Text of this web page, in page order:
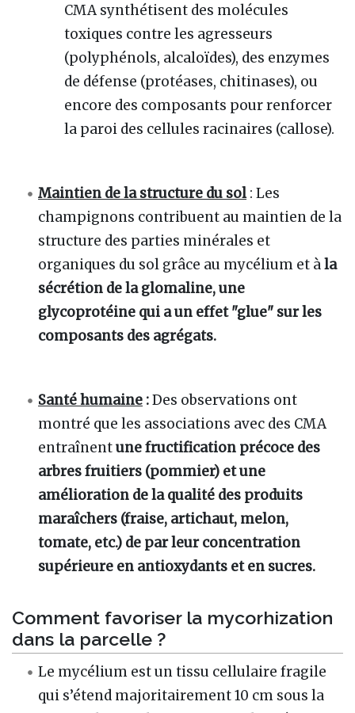
CMA synthétisent des molécules
toxiques contre les agresseurs
(polyphénols, alcaloïdes), des enzymes
de défense (protéases, chitinases), ou
encore des composants pour renforcer
la paroi des cellules racinaires (callose).
Maintien de la structure du sol : Les
champignons contribuent au maintien de la
structure des parties minérales et
organiques du sol grâce au mycélium et àla
sécrétion de la glomaline, une
glycoprotéine qui a un effet "glue" sur les
composants des agrégats.
Santé humaine :Des observations ont
montré que les associations avec des CMA
entraînentune fructification précoce des
arbres fruitiers (pommier) et une
amélioration de la qualité des produits
maraîchers (fraise, artichaut, melon,
tomate, etc.) de par leur concentration
supérieure en antioxydants et en sucres.
Comment favoriser la mycorhization
dans la parcelle ?
Le mycélium est un tissu cellulaire fragile
qui s’étend majoritairement 10 cm sous la